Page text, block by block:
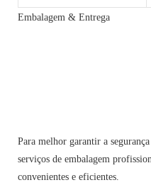
Embalagem & Entrega
Para melhor garantir a
serviços de embalagem
convenientes e eficientes.